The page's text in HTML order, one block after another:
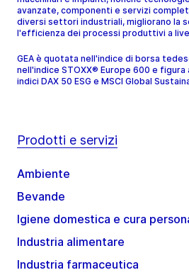
avanzate, componenti e servizi
diversi settori industriali, migliorano la
l'efficienza dei processi produttivi a
GEA è quotata nell'indice di borsa
nell'indice STOXX® Europe 600 e figura
indici DAX 50 ESG e MSCI Global
Prodotti e servizi
Ambiente
Bevande
Igiene domestica e cura
Industria alimentare
Industria farmaceutica